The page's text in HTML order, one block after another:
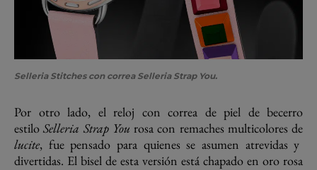
Selleria Stitches con correa Selleria Strap You.
Por otro lado, el reloj con correa de piel de becerro
estiloSelleria Strap You rosa con remaches multicolores de
lucite, fue pensado para quienes se asumen atrevidas y
divertidas. El bisel de esta versión está chapado en oro rosa